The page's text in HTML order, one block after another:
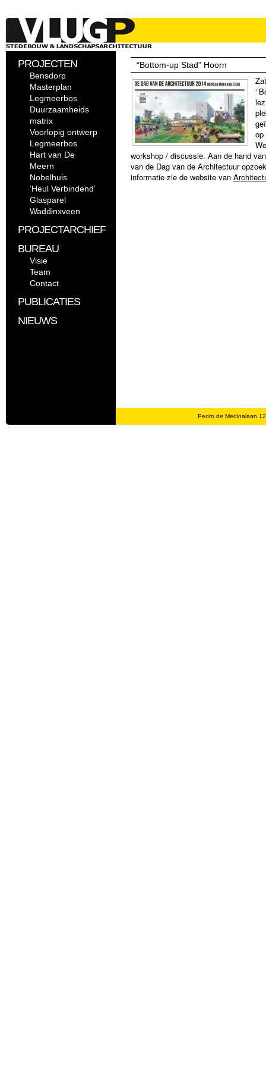
PROJECTEN
Bensdorp
Masterplan
Legmeerbos
Duurzaamheids
matrix
Voorlopig ontwerp
Legmeerbos
Hart van De
Meern
Nobelhuis
‘Heul Verbindend’
Glasparel
Waddinxveen
PROJECTARCHIEF
BUREAU
Visie
Team
Contact
PUBLICATIES
NIEUWS
“Bottom-up Stad” Hoorn
op
workshop / discussie. Aan de hand
van de Dag van de Architectuur
informatie zie de website van
Pedro de Medinalaan